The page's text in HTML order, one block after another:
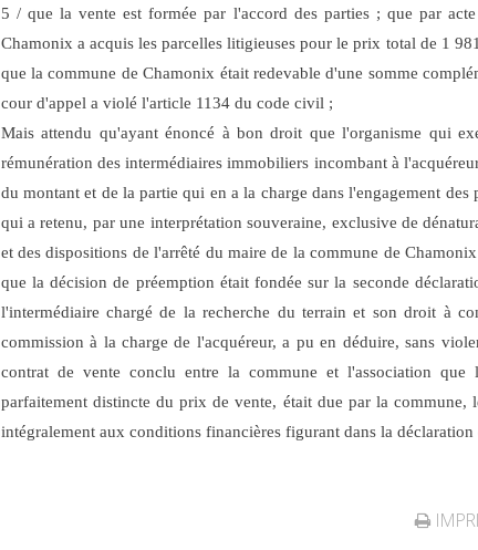
5 / que la vente est formée par l'accord des parties ; que par
Chamonix a acquis les parcelles litigieuses pour le prix total de 1
que la commune de Chamonix était redevable d'une somme
cour d'appel a violé l'article 1134 du code civil ;
Mais attendu qu'ayant énoncé à bon droit que l'organisme qui
rémunération des intermédiaires immobiliers incombant à
du montant et de la partie qui en a la charge dans l'engagement
qui a retenu, par une interprétation souveraine, exclusive de
et des dispositions de l'arrêté du maire de la commune de
que la décision de préemption était fondée sur la seconde
l'intermédiaire chargé de la recherche du terrain et son droit à
commission à la charge de l'acquéreur, a pu en déduire, sans
contrat de vente conclu entre la commune et l'association que
parfaitement distincte du prix de vente, était due par la
intégralement aux conditions financières figurant dans la